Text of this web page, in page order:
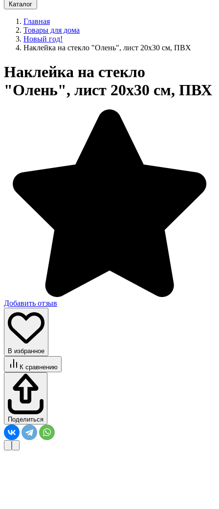
Каталог
Главная
Товары для дома
Новый год!
Наклейка на стекло "Олень", лист 20х30 см, ПВХ
Наклейка на стекло
"Олень", лист 20х30 см, ПВХ
Добавить отзыв
В избранное
К сравнению
Поделиться